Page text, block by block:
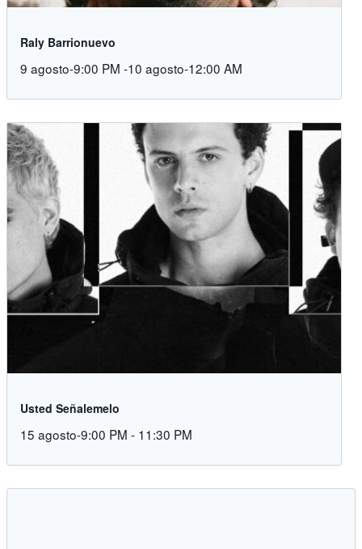
Raly Barrionuevo
9 agosto-9:00 PM -10 agosto-12:00 AM
Usted Señalemelo
15 agosto-9:00 PM - 11:30 PM